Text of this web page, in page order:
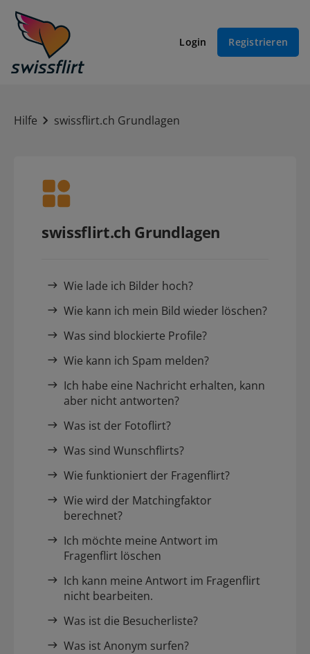
Login Registrieren
Hilfe swissflirt.ch Grundlagen
swissflirt.ch Grundlagen
Wie lade ich Bilder hoch?
Wie kann ich mein Bild wieder löschen?
Was sind blockierte Profile?
Wie kann ich Spam melden?
Ich habe eine Nachricht erhalten, kann
aber nicht antworten?
Was ist der Fotoflirt?
Was sind Wunschflirts?
Wie funktioniert der Fragenflirt?
Wie wird der Matchingfaktor
berechnet?
Ich möchte meine Antwort im
Fragenflirt löschen
Ich kann meine Antwort im Fragenflirt
nicht bearbeiten.
Was ist die Besucherliste?
Was ist Anonym surfen?